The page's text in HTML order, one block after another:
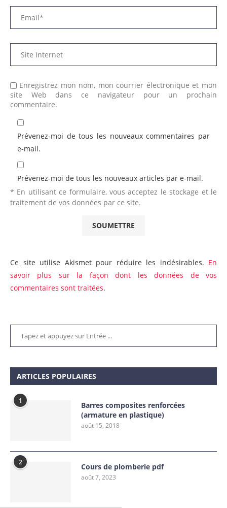
Enregistrez mon nom, mon courrier électronique et mon
site Web dans ce navigateur pour un prochain
commentaire.
Prévenez-moi de tous les nouveaux commentaires par
e-mail.
Prévenez-moi de tous les nouveaux articles par e-mail.
* En utilisant ce formulaire, vous acceptez le stockage et le
traitement de vos données par ce site.
Ce site utilise Akismet pour réduire les indésirables. En
savoir plus sur la façon dont les données de vos
commentaires sont traitées.
ARTICLES POPULAIRES
1
Barres composites renforcées
(armature en plastique)
août 15, 2018
2 Cours de plomberie pdf
août 7, 2023